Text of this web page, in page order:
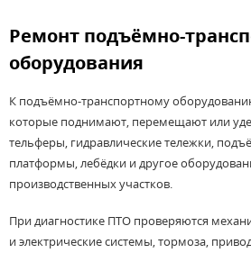
Ремонт подъёмно-
оборудования
К подъёмно-транспортному
которые поднимают, перемещают или
тельферы, гидравлические тележки,
платформы, лебёдки и другое
производственных участков.
При диагностике ПТО проверяются
и электрические системы, тормоза,